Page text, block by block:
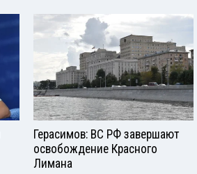
Герасимов: ВС РФ завершают
освобождение Красного
Лимана